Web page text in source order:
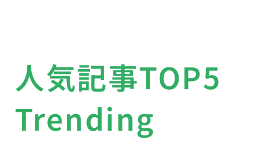
人気記事TOP5
Trending